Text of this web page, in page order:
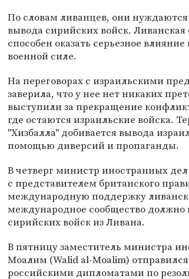
По словам ливанцев, они
вывода сирийских войск.
способен оказать серьезное
военной силе.
На переговорах с израильскими
заверила, что у нее нет никаких
выступили за прекращение
где остаются израильские войска.
"Хизбалла" добивается вывода
помощью диверсий и пропаганды.
В четверг министр иностранных
с представителем британского
международную поддержку
международное сообщество должно
сирийских войск из Ливана.
В пятницу заместитель министра
Моалим (Walid al-Moalim)
российскими дипломатами по